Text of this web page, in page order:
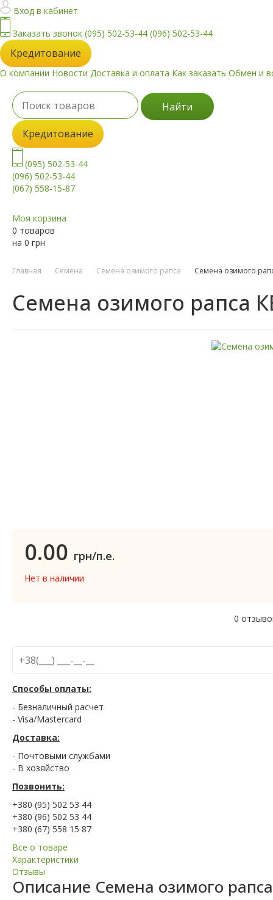
Вход в кабинет
Заказать звонок (095) 502-53-44 (096) 502-53-44
Кредитование
О компании Новости Доставка и оплата Как заказать Обмен и
Найти
Кредитование
(095) 502-53-44
(096) 502-53-44
(067) 558-15-87
Моя корзина
0 товаров
на 0 грн
Главная Семена Семена озимого рапса Семена озимого
Семена озимого рапса
0.00 грн/п.е.
Нет в наличии
0
Способы оплаты:
- Безналичный расчет
- Visa/Mastercard
Доставка:
- Почтовыми службами
- В хозяйство
Позвонить:
+380 (95) 502 53 44
+380 (96) 502 53 44
+380 (67) 558 15 87
Все о товаре
Характеристики
Отзывы
Описание Семена озимого